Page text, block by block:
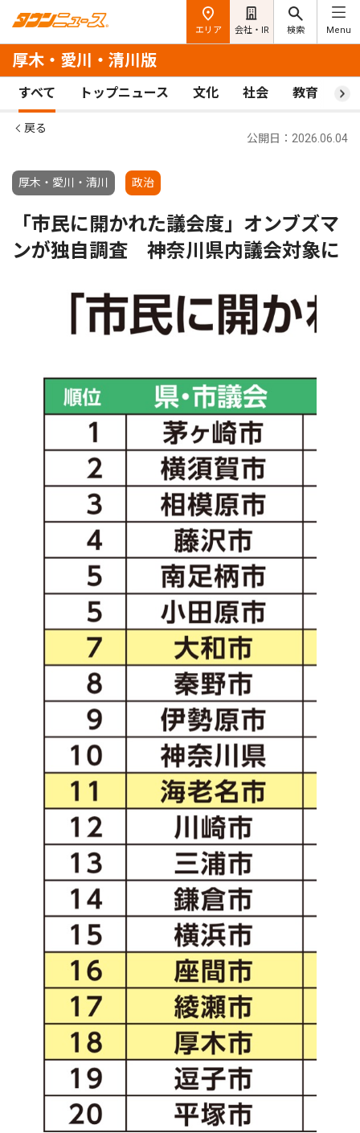
エリア 会社・IR 検索 Menu
厚木・愛川・清川版
すべて トップニュース 文化 社会 教育 ス
戻る
厚木・愛川・清川 政治
公開日：2026.06.04
「市民に開かれた議会度」オンブズマ
ンが独自調査 神奈川県内議会対象に